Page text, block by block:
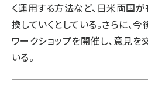
く運用する方法など、日米両国
換していくとしている。さらに、
ワークショップを開催し、意見
いる。